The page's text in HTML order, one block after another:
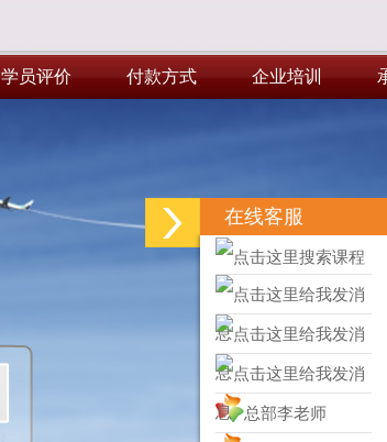
学员评价 付款方式 企业培训
在线客服
总部李老师